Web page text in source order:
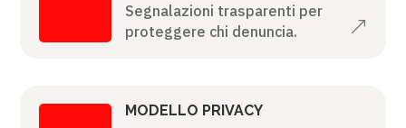
Segnalazioni trasparenti per
proteggere chi denuncia.
&
MODELLO PRIVACY